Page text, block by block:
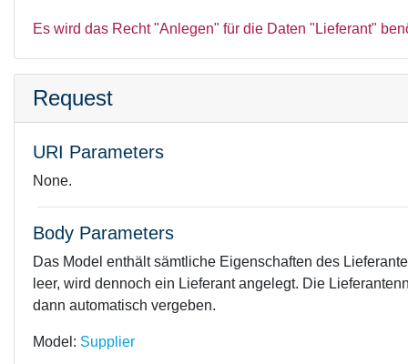
Es wird das Recht "Anlegen" für die Daten "Lieferant"
Request
URI Parameters
None.
Body Parameters
Das Model enthält sämtliche Eigenschaften des
leer, wird dennoch ein Lieferant angelegt. Die
dann automatisch vergeben.
Model: Supplier